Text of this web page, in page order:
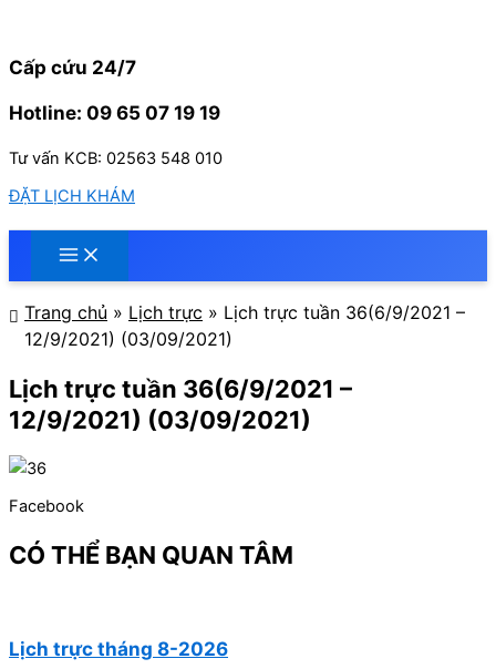
nội
Cấp cứu 24/7
Hotline: 09 65 07 19 19
Tư vấn KCB: 02563 548 010
ĐẶT LỊCH KHÁM
Trang chủ » Lịch trực » Lịch trực tuần 36(6/9/2021 –
12/9/2021) (03/09/2021)
Lịch trực tuần 36(6/9/2021 –
12/9/2021) (03/09/2021)
Facebook
CÓ THỂ BẠN QUAN TÂM
Lịch trực tháng 8-2026